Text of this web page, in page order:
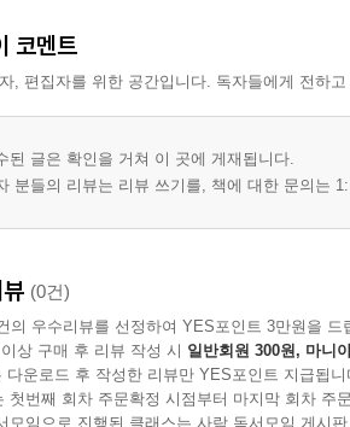
코멘트
, 편집자를 위한 공간입니다. 독자들에게 전하
된 글은 확인을 거쳐 이 곳에 게재됩니다.
분들의 리뷰는 리뷰 쓰기를, 책에 대한 문의는
(0건)
의 우수리뷰를 선정하여 YES포인트 3만원을 드
상 구매 후 리뷰 작성 시 일반회원 300원, 마니
다운로드 후 작성한 리뷰만 YES포인트 지급됩니
첫번째 회차 주문확정 시점부터 마지막 회차 주
모임으로 진행된 클래스는 사락 독서모임 게시